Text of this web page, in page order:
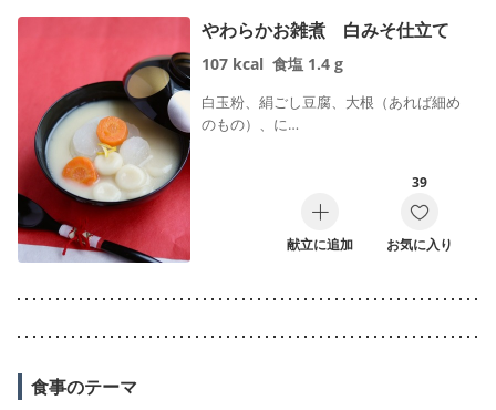
やわらかお雑煮 白みそ仕立て
107 kcal 食塩 1.4 g
白玉粉、絹ごし豆腐、大根（あれば細め
のもの）、に…
献立に追加
39
お気に入り
食事のテーマ